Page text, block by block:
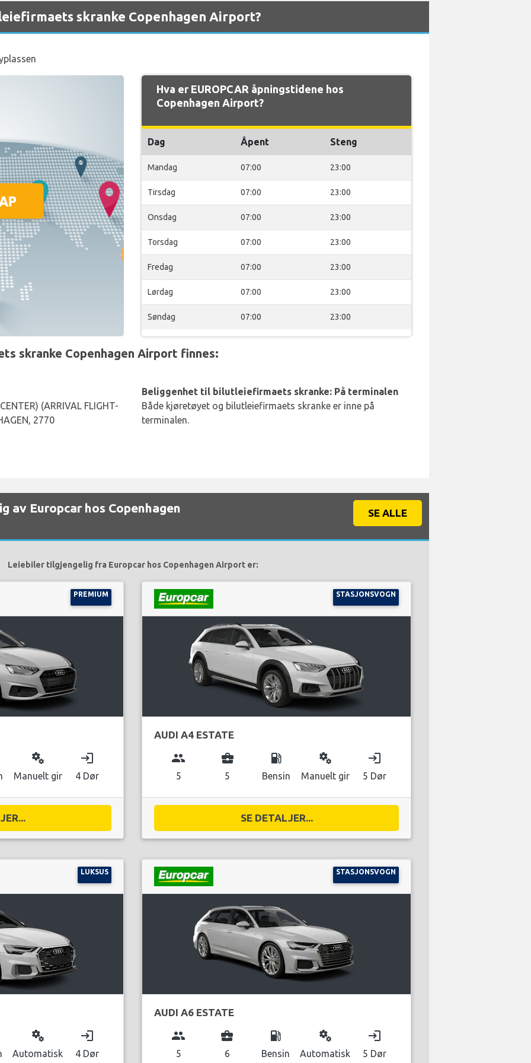
skranke Copenhagen Airport?
Hva er EUROPCAR åpningstidene hos
Copenhagen Airport?
Dag Åpent Steng
Mandag 07:00 23:00
Tirsdag 07:00 23:00
Onsdag 07:00 23:00
Torsdag 07:00 23:00
Fredag 07:00 23:00
Lørdag 07:00 23:00
Søndag 07:00 23:00
skranke Copenhagen Airport finnes:
(ARRIVAL FLIGHT-
2770
Beliggenhet til bilutleiefirmaets skranke: På terminalen
Både kjøretøyet og bilutleiefirmaets skranke er inne på
terminalen.
av Europcar hos Copenhagen
SE ALLE
Leiebiler tilgjengelig fra Europcar hos Copenhagen Airport er:
PREMIUM
miscellaneous_services
Manuelt gir
login
4 Dør
STASJONSVOGN
AUDI A4 ESTATE
group
5
business_center
5
local_gas_station
Bensin
miscellaneous_services
Manuelt gir
login
5 Dør
SE DETALJER...
LUKSUS
miscellaneous_services
Automatisk
login
4 Dør
STASJONSVOGN
AUDI A6 ESTATE
group
5
business_center
6
local_gas_station
Bensin
miscellaneous_services
Automatisk
login
5 Dør